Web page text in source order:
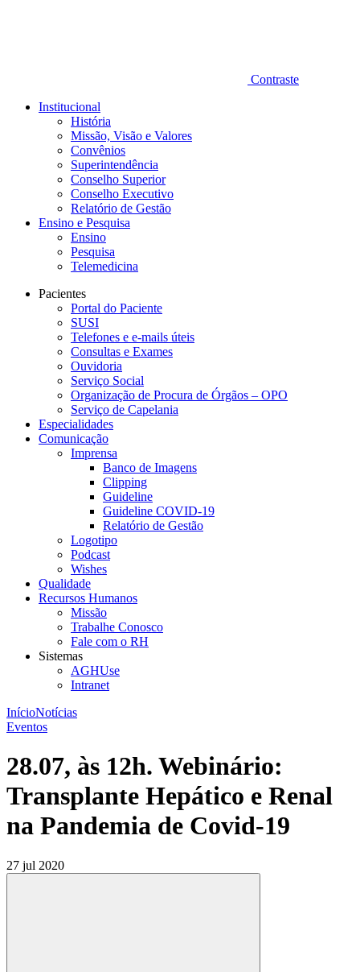
Contraste
Institucional
História
Missão, Visão e Valores
Convênios
Superintendência
Conselho Superior
Conselho Executivo
Relatório de Gestão
Ensino e Pesquisa
Ensino
Pesquisa
Telemedicina
Pacientes
Portal do Paciente
SUSI
Telefones e e-mails úteis
Consultas e Exames
Ouvidoria
Serviço Social
Organização de Procura de Órgãos – OPO
Serviço de Capelania
Especialidades
Comunicação
Imprensa
Banco de Imagens
Clipping
Guideline
Guideline COVID-19
Relatório de Gestão
Logotipo
Podcast
Wishes
Qualidade
Recursos Humanos
Missão
Trabalhe Conosco
Fale com o RH
Sistemas
AGHUse
Intranet
InícioNotícias
Eventos
28.07, às 12h. Webinário:
Transplante Hepático e Renal
na Pandemia de Covid-19
27 jul 2020